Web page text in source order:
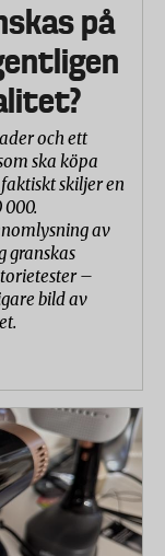
på
och ett
ska köpa
skiljer en
av
granskas
–
bild av